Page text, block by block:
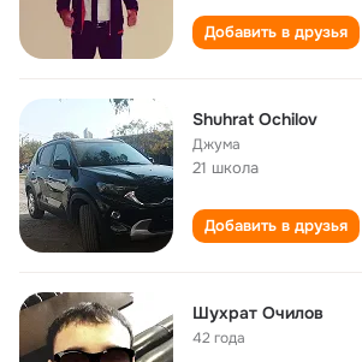
Добавить в друзья
Shuhrat Ochilov
Джума
21 школа
Добавить в друзья
Шухрат Очилов
42 года